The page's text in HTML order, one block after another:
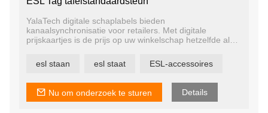
YalaTech digitale schaplabels bieden
kanaalsynchronisatie voor retailers. Met digitale
prijskaartjes is de prijs op uw winkelschap hetzelfde als
locaties. Hierdoor blijven uw online en offline kanalen
gesynchroniseerd om een ​​uniforme ervaring voor uw
esl staan esl staat ESL-accessoires
Nu om onderzoek te sturen Details